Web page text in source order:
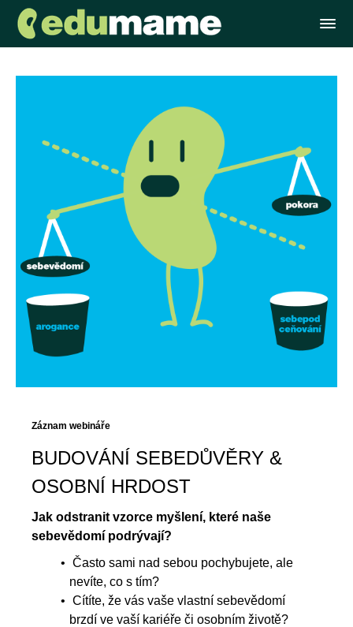
Záznam webináře
BUDOVÁNÍ SEBEDŮVĚRY &
OSOBNÍ HRDOST
Jak odstranit vzorce myšlení, které naše
sebevědomí podrývají?
Často sami nad sebou pochybujete, ale
nevíte, co s tím?
Cítíte, že vás vaše vlastní sebevědomí
brzdí ve vaší kariéře či osobním životě?